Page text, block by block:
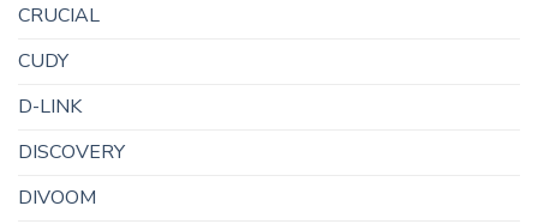
CRUCIAL
CUDY
D-LINK
DISCOVERY
DIVOOM